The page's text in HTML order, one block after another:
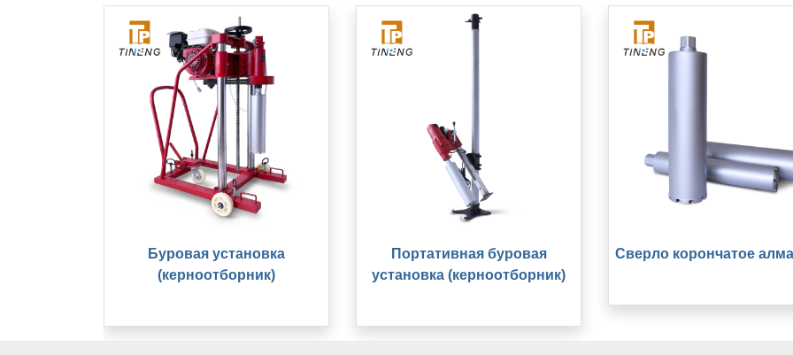
Буровая установка
(керноотборник)
Портативная буровая
установка (керноотборник)
Сверло корончатое